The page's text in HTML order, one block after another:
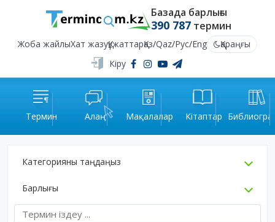
Базада барлығы
390 787термин
Жоба жайлыХат жазуҚұжаттарҚаз/Qaz/Рус/Eng
Қараңғы
Кіру
Термин Алаң Мақалалар Кітаптар
Категорияны таңдаңыз
Барлығы